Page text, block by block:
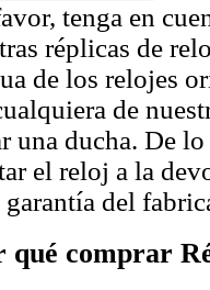
tenga en
réplicas de
de los relojes
de
una ducha. De
el reloj a la
garantía del
qué comprar